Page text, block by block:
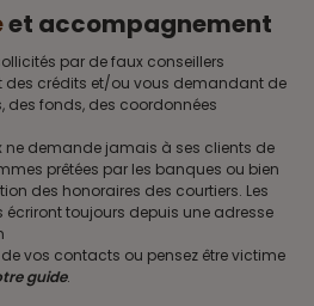
et accompagnement
par de faux conseillers
des crédits et/ou vous demandant de
fonds, des coordonnées
ne demande jamais à ses clients de
prêtées par les banques ou bien
des honoraires des courtiers. Les
écriront toujours depuis une adresse
vos contacts ou pensez être victime
guide.